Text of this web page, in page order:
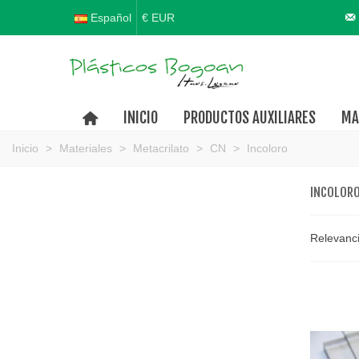
Español € EUR
INICIO PRODUCTOS AUXILIARES
Inicio > Materiales > Metacrilato > CN > Incoloro
INCOLORO